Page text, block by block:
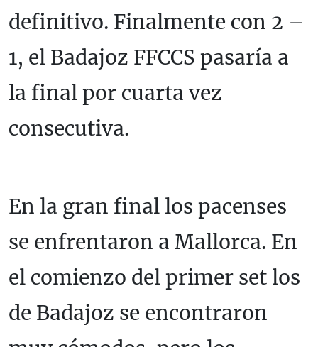
definitivo. Finalmente con 2 –
1, el Badajoz FFCCS pasaría a
la final por cuarta vez
consecutiva.
En la gran final los pacenses
se enfrentaron a Mallorca. En
el comienzo del primer set los
de Badajoz se encontraron